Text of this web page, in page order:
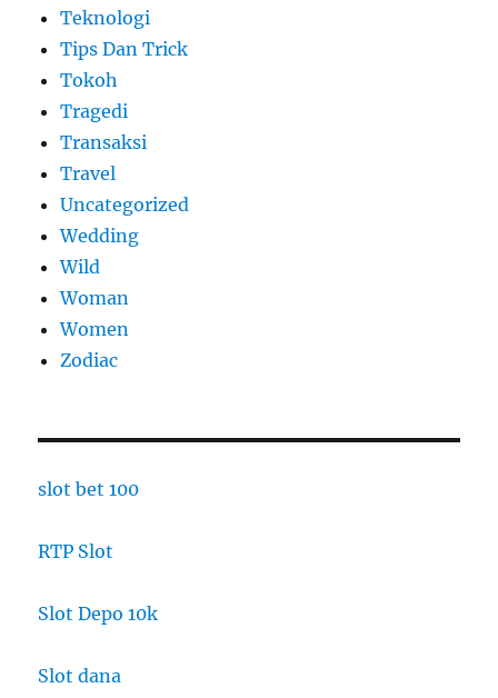
Teknologi
Tips Dan Trick
Tokoh
Tragedi
Transaksi
Travel
Uncategorized
Wedding
Wild
Woman
Women
Zodiac
slot bet 100
RTP Slot
Slot Depo 10k
Slot dana